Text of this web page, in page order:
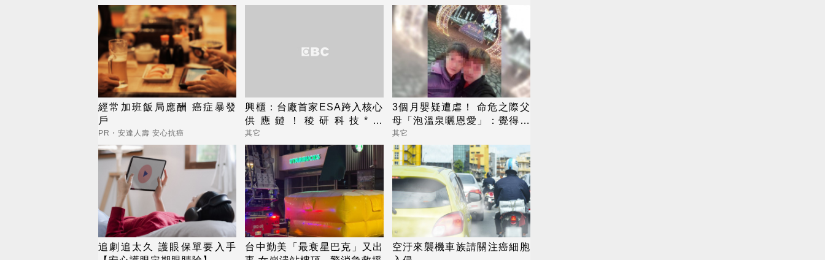
經常加班飯局應酬 癌症暴發
戶
PR・安達人壽 安心抗癌
興櫃：台廠首家ESA跨入核心
供應鏈！稜研科技*攜
Comtech攻多軌衛星通訊市場
其它
3個月嬰疑遭虐！ 命危之際父
母「泡溫泉曬恩愛」：覺得美
好
其它
追劇追太久 護眼保單要入手
台中勤美「最衰星巴克」又出
空汙來襲機車族請關注癌細胞